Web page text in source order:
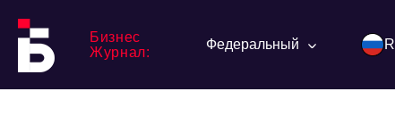
Бизнес
Журнал:
Федеральный